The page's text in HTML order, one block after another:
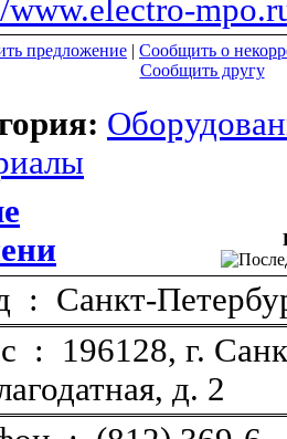
предложение | Сообщить о
Сообщить другу
: Санкт-
: 196128, г.
д. 2